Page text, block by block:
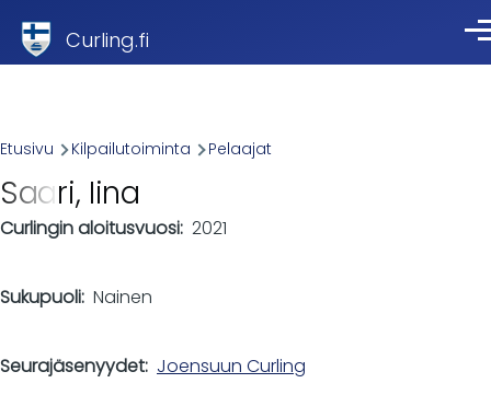
Curling.fi
Breadcrumb
Etusivu Kilpailutoiminta Pelaajat
Saari, Iina
Curlingin aloitusvuosi 2021
Sukupuoli Nainen
Seurajäsenyydet Joensuun Curling